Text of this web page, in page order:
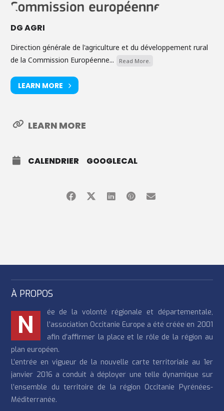
DG AGRI
Direction générale de l'agriculture et du développement rural
de la Commission Européenne...
Read More.
LEARN MORE
LEARN MORE
CALENDRIER GOOGLECAL
À PROPOS
N
ée de la volonté régionale et départementale,
l’association Occitanie Europe a été créée en 2001
afin d’affirmer la place et le rôle de la région au
plan européen.
L’entrée en vigueur de la nouvelle carte territoriale au 1er
janvier 2016 a conduit à déployer une telle dynamique sur
l’ensemble du territoire de la région Occitanie Pyrénées-
Méditerranée.